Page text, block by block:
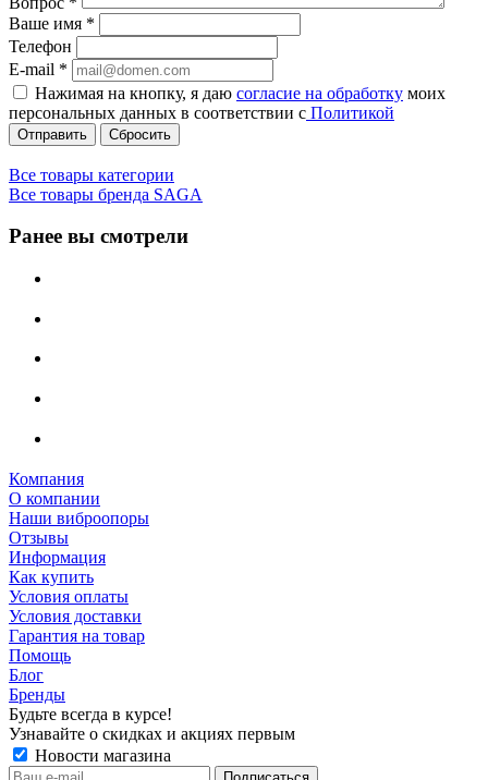
Ваше имя *
Телефон
E-mail *
Нажимая на кнопку, я даю согласие на обработку моих
персональных данных в соответствии с Политикой
Сбросить
Все товары категории
Все товары бренда SAGA
Ранее вы смотрели
Компания
О компании
Наши виброопоры
Отзывы
Информация
Как купить
Условия оплаты
Условия доставки
Гарантия на товар
Помощь
Блог
Бренды
Будьте всегда в курсе!
Узнавайте о скидках и акциях первым
Новости магазина